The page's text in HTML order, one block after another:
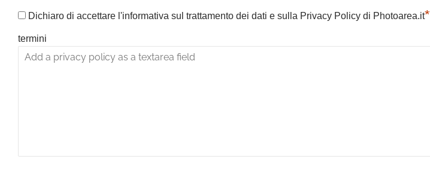
Dichiaro di accettare l'informativa sul trattamento dei dati e sulla Privacy Policy di Photoarea.it*
termini